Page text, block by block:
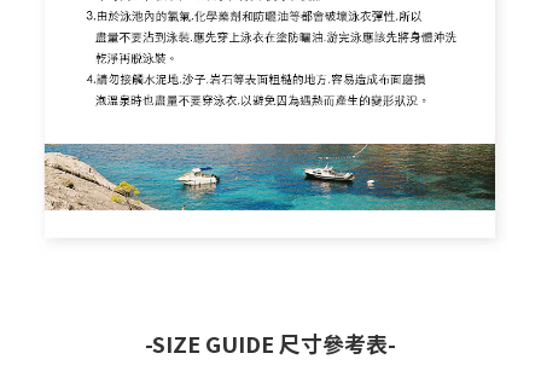
-SIZE GUIDE 尺寸參考表-